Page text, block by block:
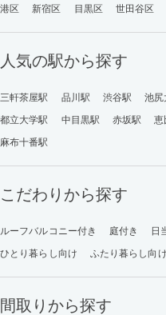
港区 新宿区 目黒区 世田谷区
人気の駅から探す
三軒茶屋駅 品川駅 渋谷駅 池尻
都立大学駅
中目黒駅 赤坂駅 恵
麻布十番駅
こだわりから探す
ルーフバルコニー付き 庭付き 日
ひとり暮らし向け
ふたり暮らし向け
間取りから探す